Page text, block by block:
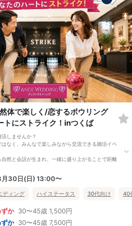
について
ただけます。
カードをご記入いただくため、筆記用具をご持参く
中止のご連絡について】
催行人数に満たない場合などは、開催を中止させ
います。
の90分前までにご連絡いたします。
なキャンセルや天災・交通障害など、やむを得な
、この限りではありません。
は、お電話にてご連絡させていただきます。
合は、ショートメッセージ（SMS）にてお知らせ
つきましては、いかなる理由でもキャンセル料金
きくならないよう調整を行っております。イベン
主旨をご理解のうえ、できる限りキャンセルのな
す。
4日前まで 【男女一律 1,500円】
【 男性：参加費全額／女性：2,000円】
加費」とは別に発生します。
ト開催日の前日からの起算となります。
体で楽しく/恋するボウリング
にストライク！inつくば
しませんか？
なく、みんなで楽しみながら交流できる婚活イベ
然と会話が生まれ、一緒に盛り上がることで距離
、普段の自分らしさや相手の魅力が見えてきま
敵な出会いを見つけましょう！
安心してご参加いただける婚活イベントです】
きるよう、以下のご案内をご確認ください。
月30日(日) 13:00〜
ディング ハイステータス 30代向け 40
か 30〜45歳 1,500円
か 30〜45歳 7,500円